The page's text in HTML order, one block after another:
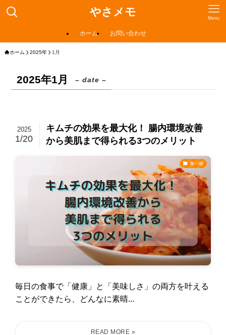
やさメモ Menu
ホーム お問い合わせ
ホーム 2025年 1月
2025年1月 – date –
キムチの効果を最大化！ 腸内環境改善
から美肌まで得られる3つのメリット
2025
1/20
食べ物
毎日の食事で「健康」と「美味しさ」の両方を叶える
ことができたら、どんなに素晴...